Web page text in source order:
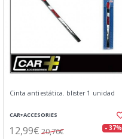
Cinta antiestática. blister 1 unidad
CAR+ACCESORIES
12,99€ 20,76€ - 37%